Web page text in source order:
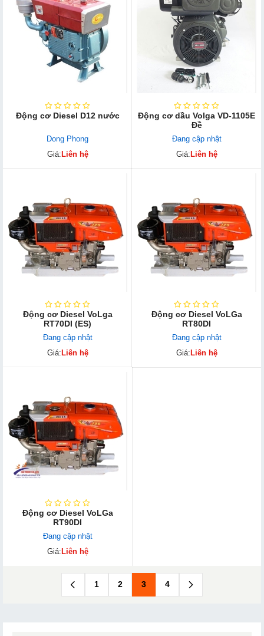
Động cơ Diesel D12 nước
Dong Phong
Giá: Liên hệ
Động cơ dầu Volga VD-1105E
Đề
Đang cập nhật
Giá: Liên hệ
Động cơ Diesel VoLga
RT70DI (ES)
Đang cập nhật
Giá: Liên hệ
Động cơ Diesel VoLGa
RT80DI
Đang cập nhật
Giá: Liên hệ
Động cơ Diesel VoLGa
RT90DI
Đang cập nhật
Giá: Liên hệ
1 2 3 4